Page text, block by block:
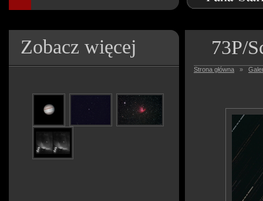
Zobacz więcej 73P/
Strona główna »